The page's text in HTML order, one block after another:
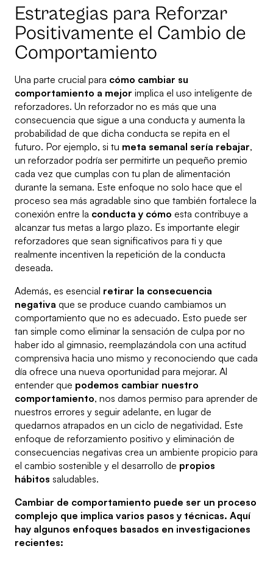
Estrategias para Reforzar
Positivamente el Cambio de
Comportamiento
Una parte crucial para cómo cambiar su
comportamiento a mejor implica el uso inteligente de
reforzadores. Un reforzador no es más que una
consecuencia que sigue a una conducta y aumenta la
probabilidad de que dicha conducta se repita en el
futuro. Por ejemplo, si tu meta semanal sería rebajar,
un reforzador podría ser permitirte un pequeño premio
cada vez que cumplas con tu plan de alimentación
durante la semana. Este enfoque no solo hace que el
proceso sea más agradable sino que también fortalece la
conexión entre la conducta y cómo esta contribuye a
alcanzar tus metas a largo plazo. Es importante elegir
reforzadores que sean significativos para ti y que
realmente incentiven la repetición de la conducta
deseada.
Además, es esencial retirar la consecuencia
negativa que se produce cuando cambiamos un
comportamiento que no es adecuado. Esto puede ser
tan simple como eliminar la sensación de culpa por no
haber ido al gimnasio, reemplazándola con una actitud
comprensiva hacia uno mismo y reconociendo que cada
día ofrece una nueva oportunidad para mejorar. Al
entender que podemos cambiar nuestro
comportamiento, nos damos permiso para aprender de
nuestros errores y seguir adelante, en lugar de
quedarnos atrapados en un ciclo de negatividad. Este
enfoque de reforzamiento positivo y eliminación de
consecuencias negativas crea un ambiente propicio para
el cambio sostenible y el desarrollo de propios
hábitos saludables.
Cambiar de comportamiento puede ser un proceso
complejo que implica varios pasos y técnicas. Aquí
hay algunos enfoques basados en investigaciones
recientes: